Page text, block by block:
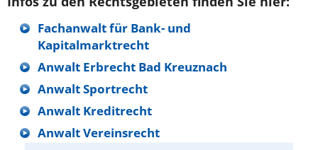
Fachanwalt für Bank- und
Kapitalmarktrecht
Anwalt Erbrecht Bad Kreuznach
Anwalt Sportrecht
Anwalt Kreditrecht
Anwalt Vereinsrecht